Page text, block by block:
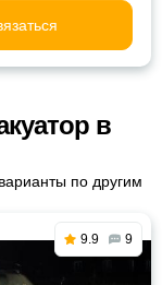
в
по другим
9.9 9